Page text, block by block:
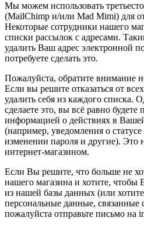
Мы можем использовать
(MailChimp и/или Mad Mimi) для
Некоторые сотрудники нашего
списки рассылок с адресами.
удалить Ваш адрес электронной
потребуете сделать это.
Пожалуйста, обратите внимание
Если вы решите отказаться от
удалить себя из каждого списка.
сделаете это, вы всё равно будете
информацией о действиях в
(например, уведомления о
изменении пароля и другие). Это
интернет-магазином.
Если Вы решите, что больше не
нашего магазина и хотите,
из нашей базы данных (или
персональные данные, связанные
пожалуйста отправьте письмо на